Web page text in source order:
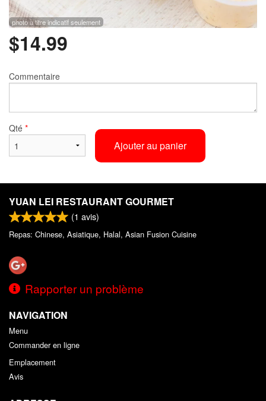
photo à titre indicatif seulement
$14.99
Commentaire
Qté *
Ajouter au panier
YUAN LEI RESTAURANT GOURMET
(1 avis)
Repas: Chinese, Asiatique, Halal, Asian Fusion Cuisine
Rapporter un problème
NAVIGATION
Menu
Commander en ligne
Emplacement
Avis